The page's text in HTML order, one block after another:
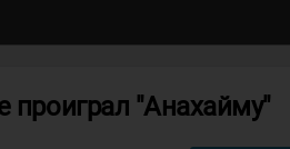
проиграл "Анахайму"